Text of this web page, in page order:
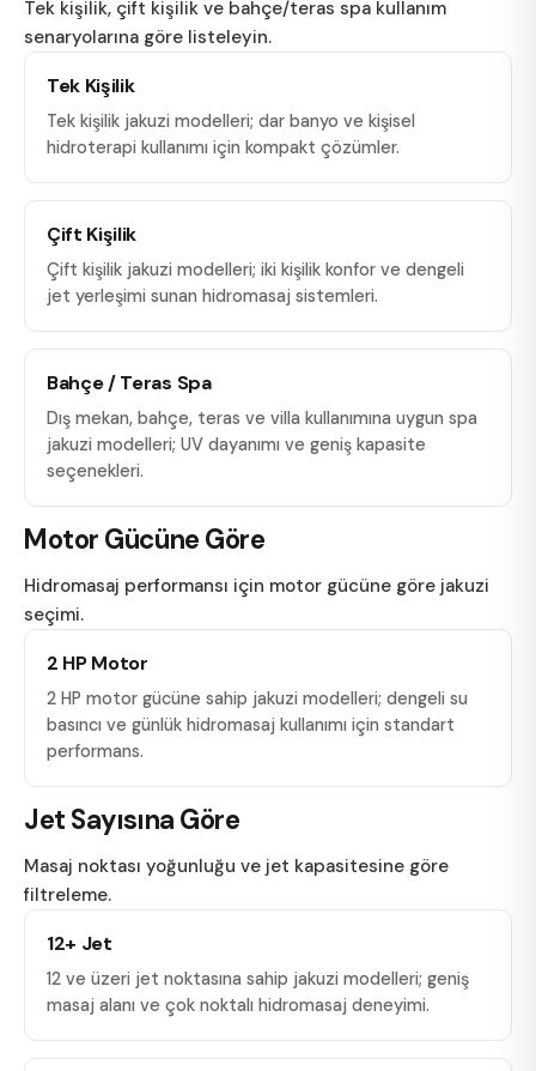
Tek kişilik, çift kişilik ve bahçe/teras spa kullanım
senaryolarına göre listeleyin.
Tek Kişilik
Tek kişilik jakuzi modelleri; dar banyo ve kişisel
hidroterapi kullanımı için kompakt çözümler.
Çift Kişilik
Çift kişilik jakuzi modelleri; iki kişilik konfor ve dengeli
jet yerleşimi sunan hidromasaj sistemleri.
Bahçe / Teras Spa
Dış mekan, bahçe, teras ve villa kullanımına uygun spa
jakuzi modelleri; UV dayanımı ve geniş kapasite
seçenekleri.
Motor Gücüne Göre
Hidromasaj performansı için motor gücüne göre jakuzi
seçimi.
2 HP Motor
2 HP motor gücüne sahip jakuzi modelleri; dengeli su
basıncı ve günlük hidromasaj kullanımı için standart
performans.
Jet Sayısına Göre
Masaj noktası yoğunluğu ve jet kapasitesine göre
filtreleme.
12+ Jet
12 ve üzeri jet noktasına sahip jakuzi modelleri; geniş
masaj alanı ve çok noktalı hidromasaj deneyimi.